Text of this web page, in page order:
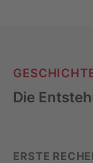
Die
ERSTE